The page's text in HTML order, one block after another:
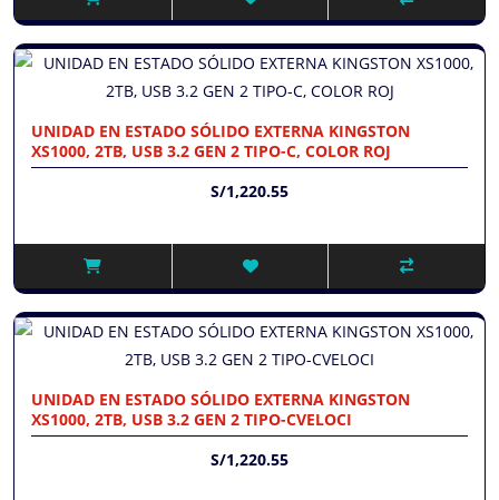
UNIDAD EN ESTADO SÓLIDO EXTERNA KINGSTON
XS1000, 2TB, USB 3.2 GEN 2 TIPO-C, COLOR ROJ
S/1,220.55
UNIDAD EN ESTADO SÓLIDO EXTERNA KINGSTON
XS1000, 2TB, USB 3.2 GEN 2 TIPO-CVELOCI
S/1,220.55